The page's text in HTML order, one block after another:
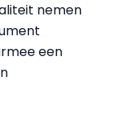
nemen
een